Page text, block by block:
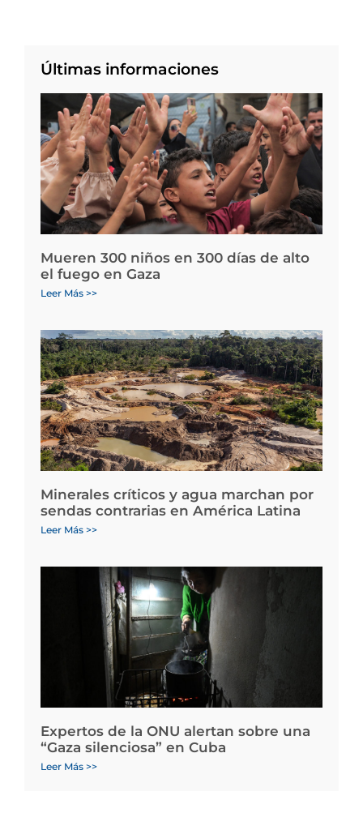
Últimas informaciones
Mueren 300 niños en 300 días de alto
el fuego en Gaza
Leer Más >>
Minerales críticos y agua marchan por
sendas contrarias en América Latina
Leer Más >>
Expertos de la ONU alertan sobre una
“Gaza silenciosa” en Cuba
Leer Más >>